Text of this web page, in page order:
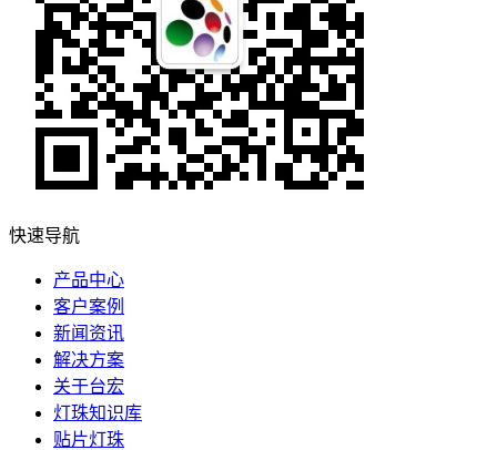
快速导航
产品中心
客户案例
新闻资讯
解决方案
关于台宏
灯珠知识库
贴片灯珠